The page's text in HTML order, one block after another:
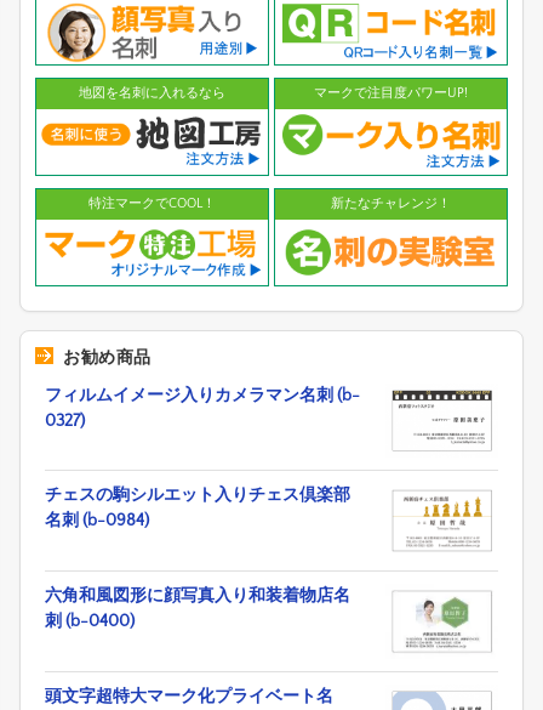
地図を名刺に入れるなら マークで注目度パワーUP!
特注マークでCOOL！ 新たなチャレンジ！
お勧め商品
フィルムイメージ入りカメラマン名刺 (b-
0327)
チェスの駒シルエット入りチェス倶楽部
名刺 (b-0984)
六角和風図形に顔写真入り和装着物店名
刺 (b-0400)
頭文字超特大マーク化プライベート名